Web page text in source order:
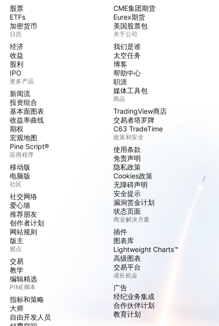
股票
ETFs
加密货币
日历
经济
收益
股利
IPO
更多产品
新闻流
投资组合
基本面图表
收益率曲线
期权
宏观地图
Pine Script®
应用程序
移动版
电脑版
社区
社交网络
爱心墙
推荐朋友
创作者计划
网站规则
版主
观点
交易
教学
编辑精选
PINE脚本
指标和策略
大师
自由开发人员
CME集团期货
Eurex期货
美国股票包
关于公司
我们是谁
太空任务
博客
帮助中心
职涯
媒体工具包
商品
TradingView商店
交易者塔罗牌
C63 TradeTime
政策和安全
使用条款
免责声明
隐私政策
Cookies政策
无障碍声明
安全提示
漏洞赏金计划
状态页面
商业解决方案
插件
图表库
Lightweight Charts™
高级图表
交易平台
成长机会
广告
经纪业务集成
合作伙伴计划
教育计划